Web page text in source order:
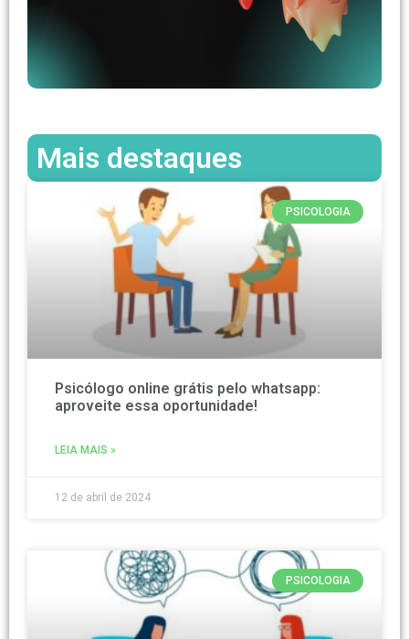
Mais destaques
PSICOLOGIA
Psicólogo online grátis pelo whatsapp:
aproveite essa oportunidade!
LEIA MAIS »
12 de abril de 2024
PSICOLOGIA